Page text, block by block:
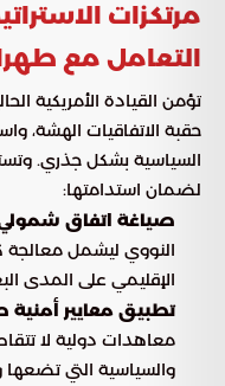
مرتكزات
التعامل مع
تؤمن القيادة الأمريكية
حقبة الاتفاقيات الهشة،
السياسية بشكل جذري.
لضمان استدامتها:
صياغة اتفاق
النووي ليشمل معالجة
الإقليمي على المدى
تطبيق معايير أمنية
معاهدات دولية لا
والسياسية التي